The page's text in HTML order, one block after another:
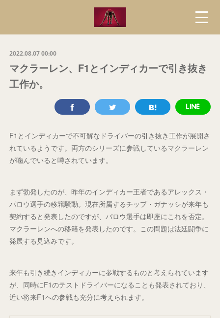
2022.08.07 00:00
マクラーレン、F1とインディカーで引き抜き
工作か。
F1とインディカーで不可解なドライバーの引き抜き工作が展開さ
れているようです。両方のシリーズに参戦しているマクラーレン
が噛んでいると噂されています。
まず勃発したのが、昨年のインディカー王者であるアレックス・
パロウ選手の移籍騒動。現在所属するチップ・ガナッシが来年も
契約すると発表したのですが、パロウ選手は即座にこれを否定。
マクラーレンへの移籍を発表したのです。この問題は法廷闘争に
発展する見込みです。
来年も引き続きインディカーに参戦するものと考えられています
が、同時にF1のテストドライバーになることも発表されており、
近い将来F1への参戦も充分に考えられます。